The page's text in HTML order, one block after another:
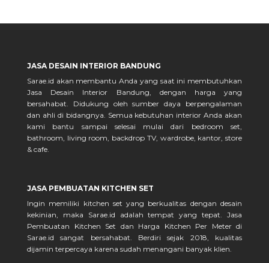
JASA DESAIN INTERIOR BANDUNG
Sarae.id akan membantu Anda yang saat ini membutuhkan
Jasa Desain Interior Bandung, dengan harga yang
bersahabat. Didukung oleh sumber daya berpengalaman
dan ahli di bidangnya. Semua kebutuhan interior Anda akan
kami bantu sampai selesai mulai dari bedroom set,
bathroom, living room, backdrop TV, wardrobe, kantor, store
& cafe.
JASA PEMBUATAN KITCHEN SET
Ingin memiliki kitchen set yang berkualitas dengan desain
kekinian, maka Sarae.id adalah tempat yang tepat. Jasa
Pembuatan Kitchen Set dan Harga Kitchen Per Meter di
Sarae.id sangat bersahabat. Berdiri sejak 2018, kualitas
dijamin terpercaya karena sudah menangani banyak klien.